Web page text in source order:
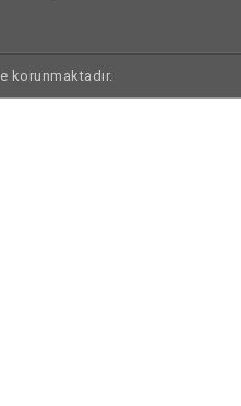
korunmaktadır.